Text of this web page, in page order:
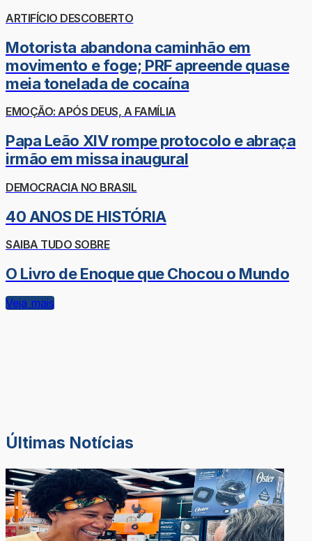
ARTIFÍCIO DESCOBERTO
Motorista abandona caminhão em
movimento e foge; PRF apreende quase
meia tonelada de cocaína
EMOÇÃO: APÓS DEUS, A FAMÍLIA
Papa Leão XIV rompe protocolo e abraça
irmão em missa inaugural
DEMOCRACIA NO BRASIL
40 ANOS DE HISTÓRIA
SAIBA TUDO SOBRE
O Livro de Enoque que Chocou o Mundo
Veja mais
Últimas Notícias